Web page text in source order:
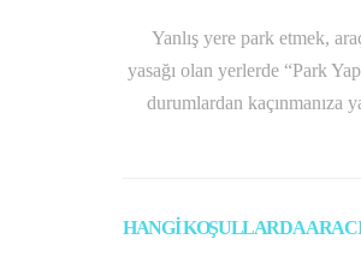
Yanlış yere park etmek,
yasağı olan yerlerde “Park
durumlardan kaçınmanıza
HANGİ KOŞULLARDA